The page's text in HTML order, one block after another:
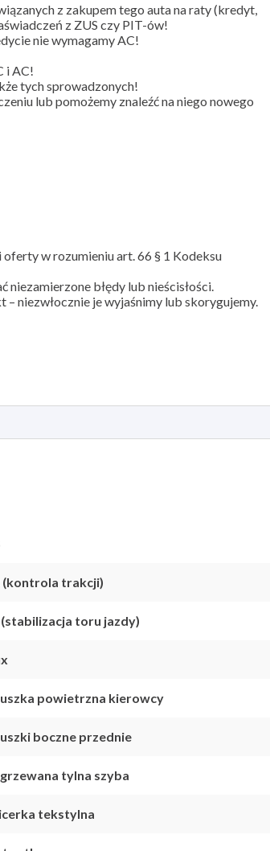
z zakupem tego auta na raty (kredyt,
z ZUS czy PIT-ów!
nie wymagamy AC!
i AC!
tych sprowadzonych!
lub pomożemy znaleźć na niego nowego
w rozumieniu art. 66 § 1 Kodeksu
niezamierzone błędy lub nieścisłości.
niezwłocznie je wyjaśnimy lub skorygujemy.
(kontrola trakcji)
(stabilizacja toru jazdy)
powietrzna kierowcy
boczne przednie
tylna szyba
tekstylna